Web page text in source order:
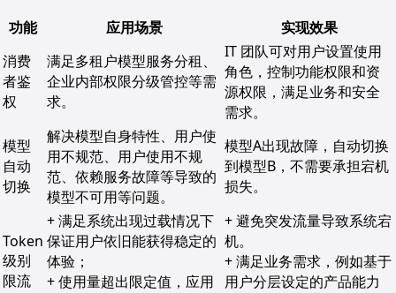
功能 应用场景
实现效果
消费
者鉴
权
满足多租户模型服务分租、
企业内部权限分级管控等需
求。
IT 团队可对用户设置使用
角色，控制功能权限和资
源权限，满足业务和安全
需求。
模型
自动
切换
解决模型自身特性、用户使
用不规范、用户使用不规
范、依赖服务故障等导致的
模型不可用等问题。
模型A出现故障，自动切换
到模型B，不需要承担宕机
损失。
Token
级别
限流
+ 满足系统出现过载情况下
保证用户依旧能获得稳定的
体验；
+ 使用量超出限定值，应用
+ 避免突发流量导致系统宕
机。
+ 满足业务需求，例如基于
用户分层设定的产品能力